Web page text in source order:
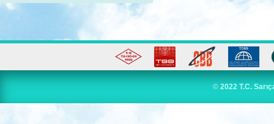
©2022 T.C.